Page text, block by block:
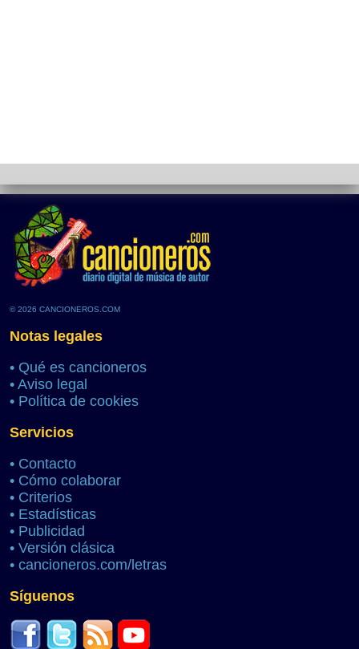
© 2026 CANCIONEROS.COM
Notas legales
• Qué es cancioneros
• Aviso legal
• Política de cookies
Servicios
• Contacto
• Cómo colaborar
• Criterios
• Estadísticas
• Publicidad
• Versión clásica
• cancioneros.com/letras
Síguenos